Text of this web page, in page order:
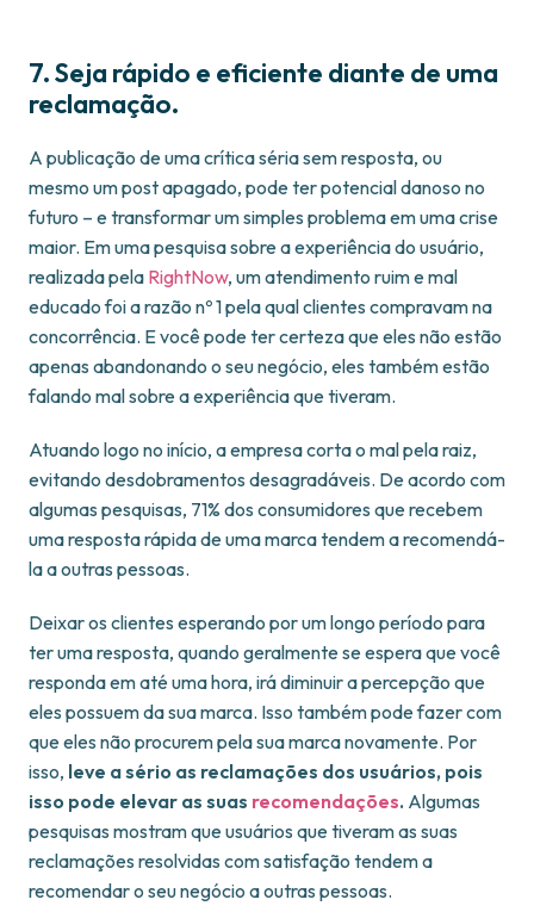
7. Seja rápido e eficiente diante de uma
reclamação.
A publicação de uma crítica séria sem resposta, ou
mesmo um post apagado, pode ter potencial danoso no
futuro – e transformar um simples problema em uma crise
maior. Em uma pesquisa sobre a experiência do usuário,
realizada pela RightNow, um atendimento ruim e mal
educado foi a razão nº 1 pela qual clientes compravam na
concorrência. E você pode ter certeza que eles não estão
apenas abandonando o seu negócio, eles também estão
falando mal sobre a experiência que tiveram.
Atuando logo no início, a empresa corta o mal pela raiz,
evitando desdobramentos desagradáveis. De acordo com
algumas pesquisas, 71% dos consumidores que recebem
uma resposta rápida de uma marca tendem a recomendá-
la a outras pessoas.
Deixar os clientes esperando por um longo período para
ter uma resposta, quando geralmente se espera que você
responda em até uma hora, irá diminuir a percepção que
eles possuem da sua marca. Isso também pode fazer com
que eles não procurem pela sua marca novamente. Por
isso, leve a sério as reclamações dos usuários, pois
isso pode elevar as suas recomendações. Algumas
pesquisas mostram que usuários que tiveram as suas
reclamações resolvidas com satisfação tendem a
recomendar o seu negócio a outras pessoas.